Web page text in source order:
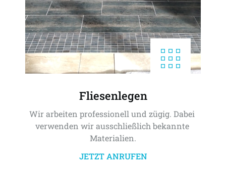
Fliesenlegen
Wir arbeiten professionell und zügig. Dabei
verwenden wir ausschließlich bekannte
Materialien.
JETZT ANRUFEN